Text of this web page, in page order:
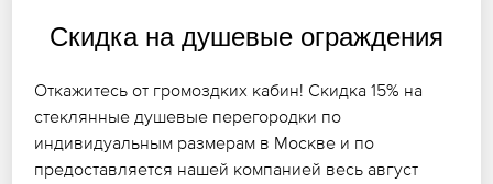
Скидка на душевые ограждения
Откажитесь от громоздких кабин! Скидка 15% на
стеклянные душевые перегородки по
индивидуальным размерам в Москве и по
предоставляется нашей компанией весь август